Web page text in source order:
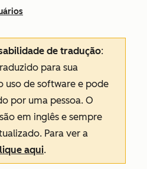
de tradução:
para sua
uso de software e pode
por uma pessoa. O
em inglês e sempre
Para ver a
aqui.